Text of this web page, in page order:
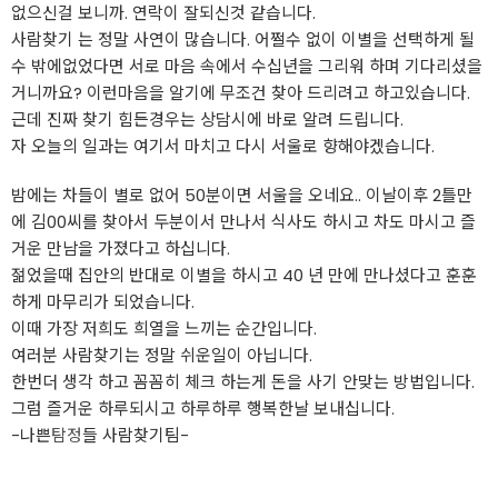
없으신걸 보니까. 연락이 잘되신것 같습니다.
사람찾기 는 정말 사연이 많습니다. 어쩔수 없이 이별을 선택하게 될
수 밖에없었다면 서로 마음 속에서 수십년을 그리워 하며 기다리셨을
거니까요? 이런마음을 알기에 무조건 찾아 드리려고 하고있습니다.
근데 진짜 찾기 힘든경우는 상담시에 바로 알려 드립니다.
자 오늘의 일과는 여기서 마치고 다시 서울로 향해야겠습니다.
밤에는 차들이 별로 없어 50분이면 서울을 오네요.. 이날이후 2틀만
에 김00씨를 찾아서 두분이서 만나서 식사도 하시고 차도 마시고 즐
거운 만남을 가졌다고 하십니다.
젊었을때 집안의 반대로 이별을 하시고 40 년 만에 만나셨다고 훈훈
하게 마무리가 되었습니다.
이때 가장 저희도 희열을 느끼는 순간입니다.
여러분 사람찾기는 정말 쉬운일이 아닙니다.
한번더 생각 하고 꼼꼼히 체크 하는게 돈을 사기 안맞는 방법입니다.
그럼 즐거운 하루되시고 하루하루 행복한날 보내십니다.
-나쁜탐정들 사람찾기팀-